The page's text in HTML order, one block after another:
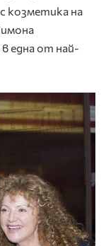
козметика на
в една от най-